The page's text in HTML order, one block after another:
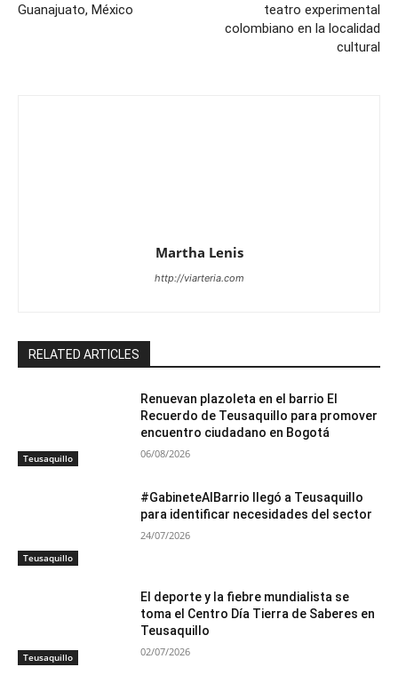
Guanajuato, México
teatro experimental
colombiano en la localidad
cultural
Martha Lenis
http://viarteria.com
RELATED ARTICLES
Teusaquillo
Renuevan plazoleta en el barrio El
Recuerdo de Teusaquillo para promover
encuentro ciudadano en Bogotá
06/08/2026
Teusaquillo
#GabineteAlBarrio llegó a Teusaquillo
para identificar necesidades del sector
24/07/2026
Teusaquillo
El deporte y la fiebre mundialista se
toma el Centro Día Tierra de Saberes en
Teusaquillo
02/07/2026